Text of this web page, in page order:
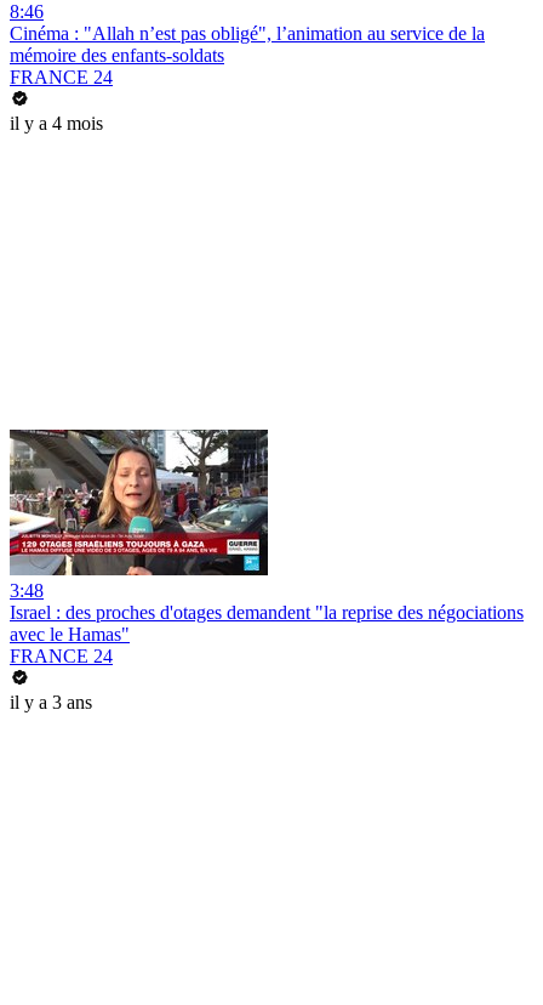
8:46
Cinéma : "Allah n’est pas obligé", l’animation au service de la
mémoire des enfants-soldats
FRANCE 24
il y a 4 mois
3:48
Israel : des proches d'otages demandent "la reprise des négociations
avec le Hamas"
FRANCE 24
il y a 3 ans